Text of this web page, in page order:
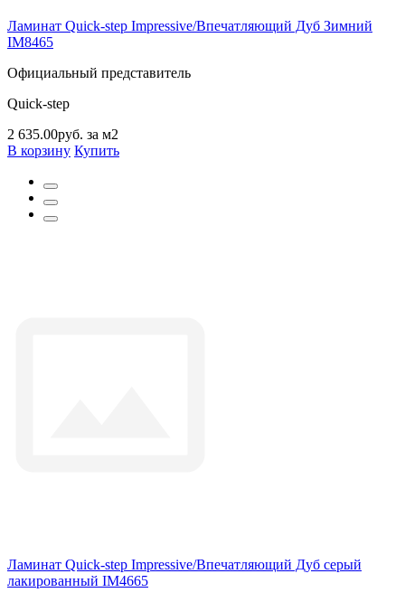
Ламинат Quick-step Impressive/Впечатляющий Дуб Зимний
IM8465
Официальный представитель
Quick-step
2 635.00руб. за м2
В корзину Купить
Ламинат Quick-step Impressive/Впечатляющий Дуб серый
лакированный IM4665